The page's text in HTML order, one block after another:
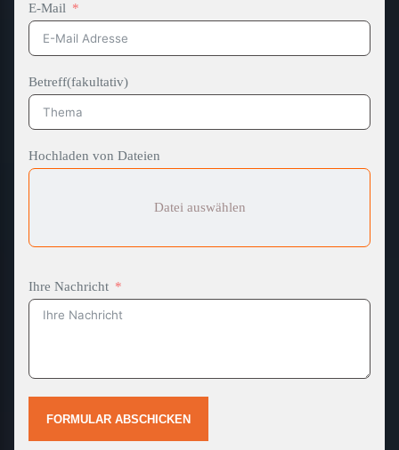
E-Mail
Betreff(fakultativ)
Hochladen von Dateien
Datei auswählen
Ihre Nachricht
FORMULAR ABSCHICKEN